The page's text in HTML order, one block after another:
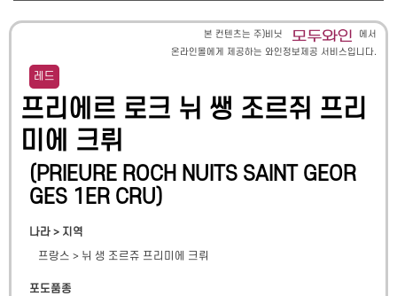
본 컨텐츠는 주)비닛
에서
온라인몰에게 제공하는 와인정보제공 서비스입니다.
레드
프리에르 로크 뉘 쌩 조르쥐 프리
미에 크뤼
(PRIEURE ROCH NUITS SAINT GEOR
GES 1ER CRU)
나라 > 지역
프랑스 > 뉘 생 조르쥬 프리미에 크뤼
포도품종